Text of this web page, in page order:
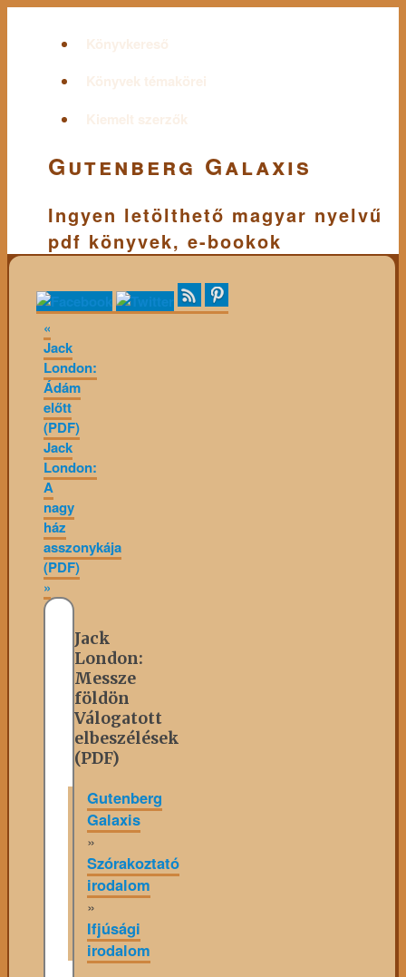
Könyvkereső
Könyvek témakörei
Kiemelt szerzők
Gutenberg Galaxis
Ingyen letölthető magyar nyelvű
pdf könyvek, e-bookok
«
Jack
London:
Ádám
előtt
(PDF)
Jack
London:
A
nagy
ház
asszonykája
(PDF)
»
Jack
London:
Messze
földön
Válogatott
elbeszélések
(PDF)
Gutenberg
Galaxis
»
Szórakoztató
irodalom
»
Ifjúsági
irodalom